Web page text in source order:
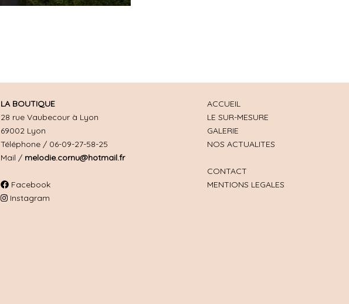
LA BOUTIQUE
28 rue Vaubecour à Lyon
69002 Lyon
Téléphone / 06-09-27-58-25
Mail / melodie.cornu@hotmail.fr
Facebook
Instagram
ACCUEIL
LE SUR-MESURE
GALERIE
NOS ACTUALITES
CONTACT
MENTIONS LEGALES